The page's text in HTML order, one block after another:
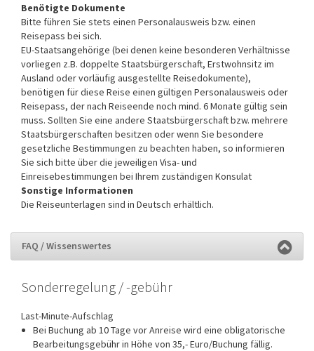
Benötigte Dokumente
Bitte führen Sie stets einen Personalausweis bzw. einen
Reisepass bei sich.
EU-Staatsangehörige (bei denen keine besonderen Verhältnisse
vorliegen z.B. doppelte Staatsbürgerschaft, Erstwohnsitz im
Ausland oder vorläufig ausgestellte Reisedokumente),
benötigen für diese Reise einen gültigen Personalausweis oder
Reisepass, der nach Reiseende noch mind. 6 Monate gültig sein
muss. Sollten Sie eine andere Staatsbürgerschaft bzw. mehrere
Staatsbürgerschaften besitzen oder wenn Sie besondere
gesetzliche Bestimmungen zu beachten haben, so informieren
Sie sich bitte über die jeweiligen Visa- und
Einreisebestimmungen bei Ihrem zuständigen Konsulat
Sonstige Informationen
Die Reiseunterlagen sind in Deutsch erhältlich.
FAQ / Wissenswertes
Sonderregelung / -gebühr
Last-Minute-Aufschlag
Bei Buchung ab 10 Tage vor Anreise wird eine obligatorische
Bearbeitungsgebühr in Höhe von 35,- Euro/Buchung fällig.